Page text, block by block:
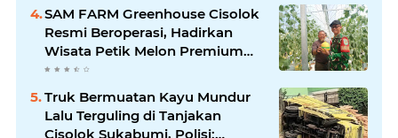
SAM FARM Greenhouse Cisolok
Resmi Beroperasi, Hadirkan
Wisata Petik Melon Premium
dan Edukasi Pertanian Modern
di Sukabumi
Truk Bermuatan Kayu Mundur
Lalu Terguling di Tanjakan
Cisolok Sukabumi, Polisi: